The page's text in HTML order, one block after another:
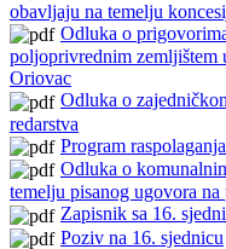
obavljaju na temelju
Odluka o
poljoprivrednim zemljištem
Oriovac
Odluka o
redarstva
Program
Odluka o
temelju pisanog ugovora
Zapisnik sa 16.
Poziv na 16. sjednicu